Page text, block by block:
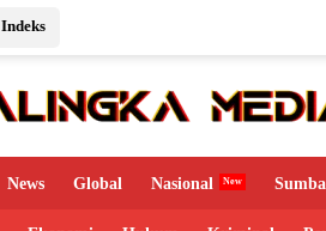
Indeks
News Global Nasional